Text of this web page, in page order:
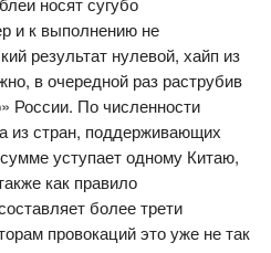
и к выполнению не
результат нулевой, хайп из
в очередной раз раструбив
России. По численности
из стран, поддерживающих
уступает одному Китаю,
как правило
более трети
провокаций это уже не так